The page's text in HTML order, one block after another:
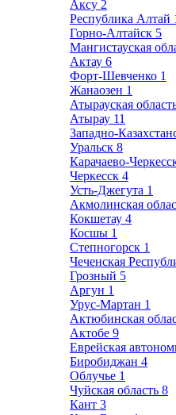
Аксу 2
Республика Алтай
Горно-Алтайск 5
Мангистауская
Актау 6
Форт-Шевченко 1
Жанаозен 1
Атырауская
Атырау 11
Западно-
Уральск 8
Карачаево-
Черкесск 4
Усть-Джегута 1
Акмолинская
Кокшетау 4
Косшы 1
Степногорск 1
Чеченская
Грозный 5
Аргун 1
Урус-Мартан 1
Актюбинская
Актобе 9
Еврейская
Биробиджан 4
Облучье 1
Чуйская область 8
Кант 3